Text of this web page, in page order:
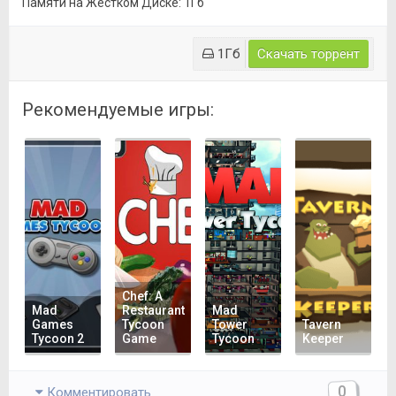
1Гб Скачать торрент
Рекомендуемые игры:
Mad
Games
Tycoon 2
Chef: A
Restaurant
Tycoon
Game
Mad
Tower
Tycoon
Tavern
Keeper
Комментировать 0